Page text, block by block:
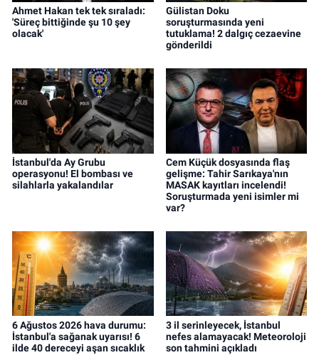
Ahmet Hakan tek tek sıraladı:
'Süreç bittiğinde şu 10 şey
olacak'
Gülistan Doku
soruşturmasında yeni
tutuklama! 2 dalgıç cezaevine
gönderildi
İstanbul'da Ay Grubu
operasyonu! El bombası ve
silahlarla yakalandılar
Cem Küçük dosyasında flaş
gelişme: Tahir Sarıkaya'nın
MASAK kayıtları incelendi!
Soruşturmada yeni isimler mi
var?
6 Ağustos 2026 hava durumu:
İstanbul'a sağanak uyarısı! 6
ilde 40 dereceyi aşan sıcaklık
3 il serinleyecek, İstanbul
nefes alamayacak! Meteoroloji
son tahmini açıkladı